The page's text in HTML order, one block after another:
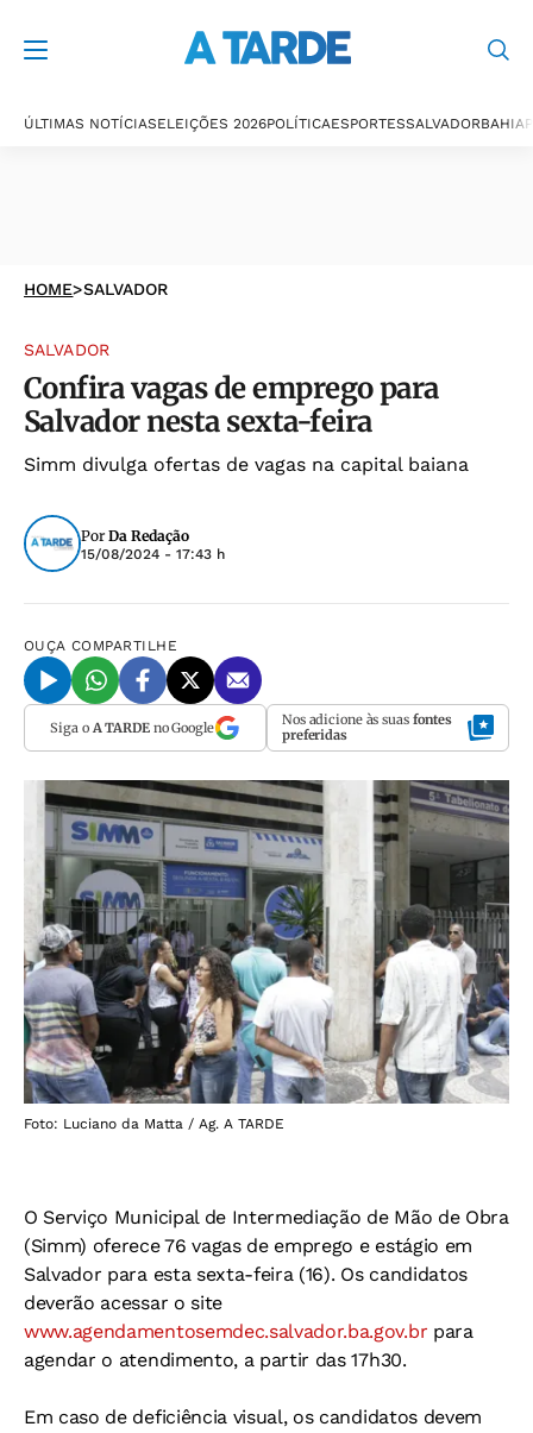
ÚLTIMAS NOTÍCIASELEIÇÕES 2026POLÍTICAESPORTESSALVADORBAHIA
HOME>SALVADOR
SALVADOR
Confira vagas de emprego para
Salvador nesta sexta-feira
Simm divulga ofertas de vagas na capital baiana
Por Da Redação
15/08/2024 - 17:43 h
OUÇA COMPARTILHE
Siga o A TARDEno Google Nos adicione às suas fontes
preferidas
Foto: Luciano da Matta / Ag. A TARDE
O Serviço Municipal de Intermediação de Mão de Obra
(Simm) oferece 76 vagas de emprego e estágio em
Salvador para esta sexta-feira (16). Os candidatos
deverão acessar o site
www.agendamentosemdec.salvador.ba.gov.br para
agendar o atendimento, a partir das 17h30.
Em caso de deficiência visual, os candidatos devem